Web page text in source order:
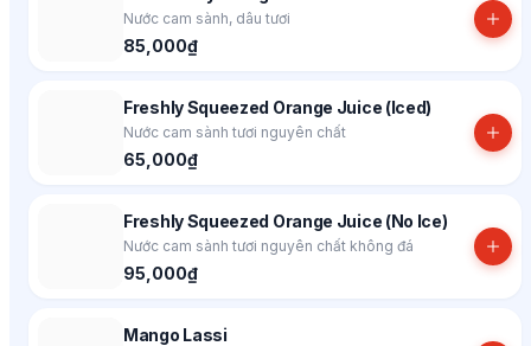
Nước cam sành, dâu tươi
85,000₫
Freshly Squeezed Orange Juice (Iced)
Nước cam sành tươi nguyên chất
65,000₫
Freshly Squeezed Orange Juice (No Ice)
Nước cam sành tươi nguyên chất không đá
95,000₫
Mango Lassi